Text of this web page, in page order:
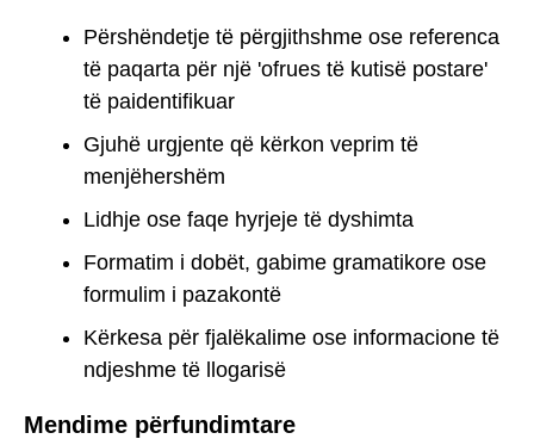
Përshëndetje të përgjithshme ose referenca
të paqarta për një 'ofrues të kutisë postare'
të paidentifikuar
Gjuhë urgjente që kërkon veprim të
menjëhershëm
Lidhje ose faqe hyrjeje të dyshimta
Formatim i dobët, gabime gramatikore ose
formulim i pazakontë
Kërkesa për fjalëkalime ose informacione të
ndjeshme të llogarisë
Mendime përfundimtare